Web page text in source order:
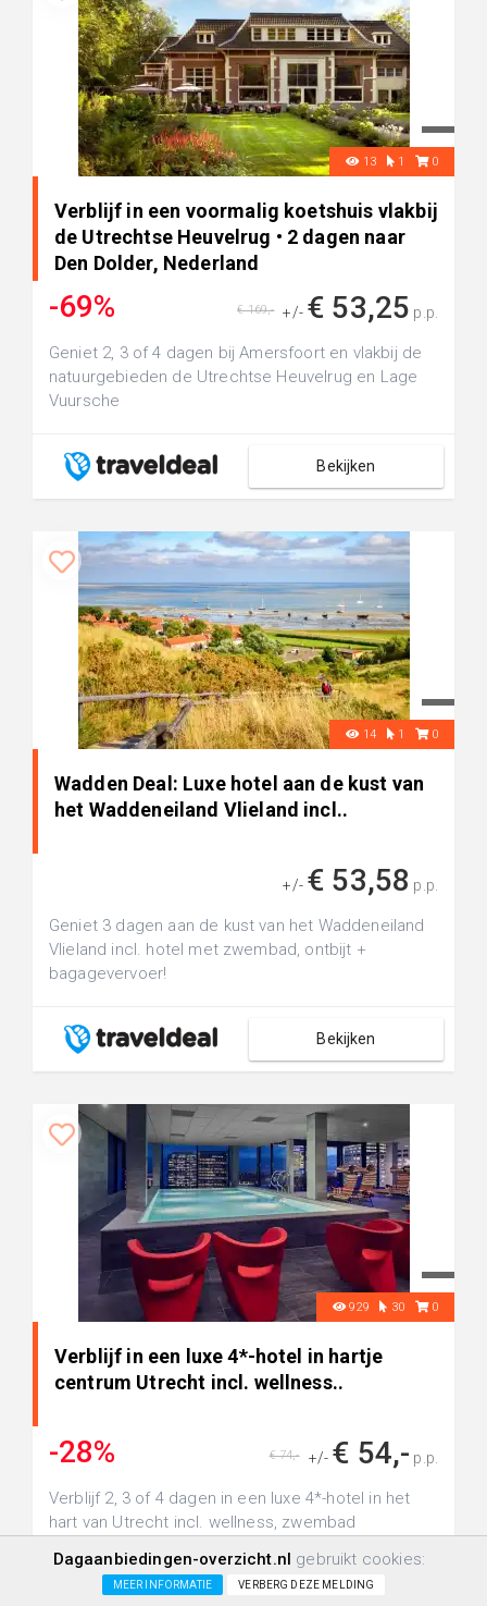
13 1 0
Verblijf in een voormalig koetshuis vlakbij
de Utrechtse Heuvelrug • 2 dagen naar
Den Dolder, Nederland
-69% +/- € 53,25 p.p.
€ 169,-
Geniet 2, 3 of 4 dagen bij Amersfoort en vlakbij de
natuurgebieden de Utrechtse Heuvelrug en Lage
Vuursche
Bekijken
14 1 0
Wadden Deal: Luxe hotel aan de kust van
het Waddeneiland Vlieland incl..
+/- € 53,58 p.p.
Geniet 3 dagen aan de kust van het Waddeneiland
Vlieland incl. hotel met zwembad, ontbijt +
bagagevervoer!
Bekijken
929 30 0
Verblijf in een luxe 4*-hotel in hartje
centrum Utrecht incl. wellness..
-28% +/- € 54,- p.p.
€ 74,-
Verblijf 2, 3 of 4 dagen in een luxe 4*-hotel in het
hart van Utrecht incl. wellness, zwembad
Dagaanbiedingen-overzicht.nl gebruikt cookies:
MEER INFORMATIE VERBERG DEZE MELDING